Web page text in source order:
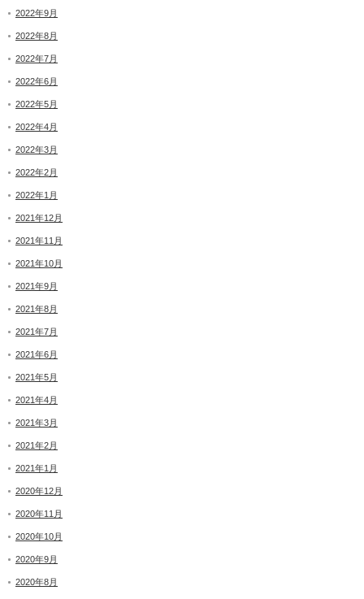
2022年9月
2022年8月
2022年7月
2022年6月
2022年5月
2022年4月
2022年3月
2022年2月
2022年1月
2021年12月
2021年11月
2021年10月
2021年9月
2021年8月
2021年7月
2021年6月
2021年5月
2021年4月
2021年3月
2021年2月
2021年1月
2020年12月
2020年11月
2020年10月
2020年9月
2020年8月